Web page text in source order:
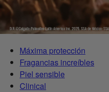
Máxima protección
Fragancias increíbles
Piel sensible
Clinical